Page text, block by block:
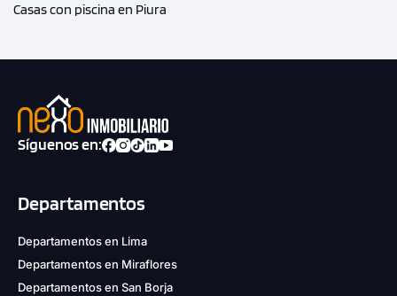
Casas con piscina en Piura
Síguenos en:
Departamentos
Departamentos en Lima
Departamentos en Miraflores
Departamentos en San Borja